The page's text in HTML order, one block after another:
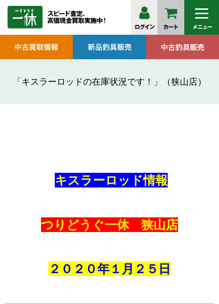
「キスラーロッドの在庫状況です！」（狭山店）
キスラーロッド情報
つりどうぐ一休 狭山店
２０２０年１ 月２５ 日